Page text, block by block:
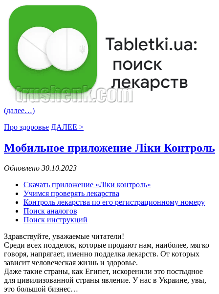
(далее…)
Про здоровье ДАЛЕЕ >
Мобильное приложение Ліки Контроль
Обновлено 30.10.2023
Скачать приложение «Ліки контроль»
Учимся проверять лекарства
Контроль лекарства по его регистрационному номеру
Поиск аналогов
Поиск инструкций
Здравствуйте, уважаемые читатели!
Среди всех подделок, которые продают нам, наиболее, мягко
говоря, напрягает, именно подделка лекарств. От которых
зависит человеческая жизнь и здоровье.
Даже такие страны, как Египет, искоренили это постыдное
для цивилизованной страны явление. У нас в Украине, увы,
это большой бизнес…